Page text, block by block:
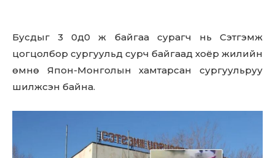
Don't miss
out!
SUBSCRIBE
Бусдыг 3 0д0 ж байгаа сурагч нь Сэтгэмж
цогцолбор сургуульд сурч байгаад хоёр жилийн
өмнө Япон-Монголын хамтарсан сургуульруу
шилжсэн байна.